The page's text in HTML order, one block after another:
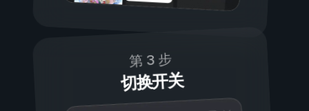
第 3 步
切换开关